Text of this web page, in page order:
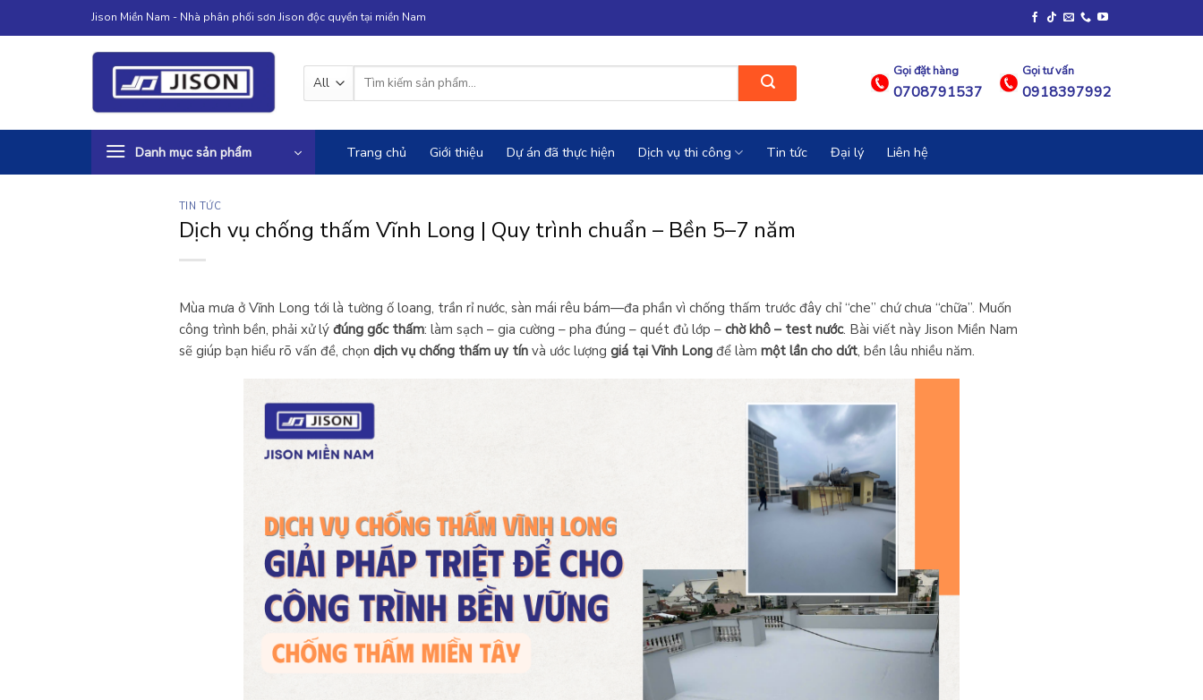
to
Jison Miền Nam - Nhà phân phối sơn Jison độc quyền tại miền Nam
kiếm:
Gọi đặt hàng
0708791537
Gọi tư vấn
0918397992
Danh mục sản phẩm Trang chủ Giới thiệu Dự án đã thực hiện Dịch vụ thi công Tin tức Đại lý Liên hệ
TIN TỨC
Dịch vụ chống thấm Vĩnh Long | Quy trình chuẩn – Bền 5–7 năm
Mùa mưa ở Vĩnh Long tới là tường ố loang, trần rỉ nước, sàn mái rêu bám—đa phần vì chống thấm trước đây chỉ “che” chứ chưa “chữa”. Muốn
công trình bền, phải xử lý đúng gốc thấm: làm sạch – gia cường – pha đúng – quét đủ lớp – chờ khô – test nước. Bài viết này Jison Miền Nam
sẽ giúp bạn hiểu rõ vấn đề, chọn dịch vụ chống thấm uy tínvà ước lượng giá tại Vĩnh Longđể làm một lần cho dứt, bền lâu nhiều năm.